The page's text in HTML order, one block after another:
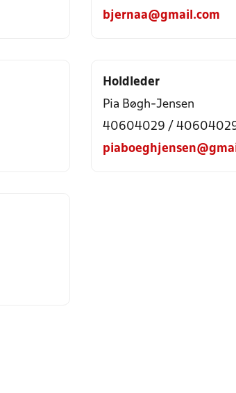
bjernaa@gmail.com
Holdleder
Pia Bøgh-Jensen
40604029 /